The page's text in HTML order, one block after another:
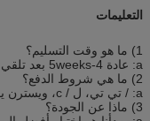
التعليمات
1) ما هو وقت التسليم؟
a: عادة 4-5weeks بعد تلقي الودائع وأكد جميع التفاصيل.
2) ما هي شروط الدفع؟
a: / تي تي، ل / c، ويسترن يونيون.
3) ماذا عن الجودة؟